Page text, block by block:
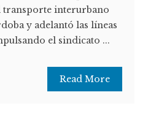
transporte interurbano
y adelantó las líneas
el sindicato ...
Read More